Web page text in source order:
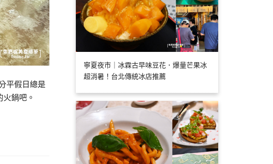
平假日總是
鍋吧。
寧夏夜市｜冰霖古早味豆花．爆量芒果冰
超消暑！台北傳統冰店推薦